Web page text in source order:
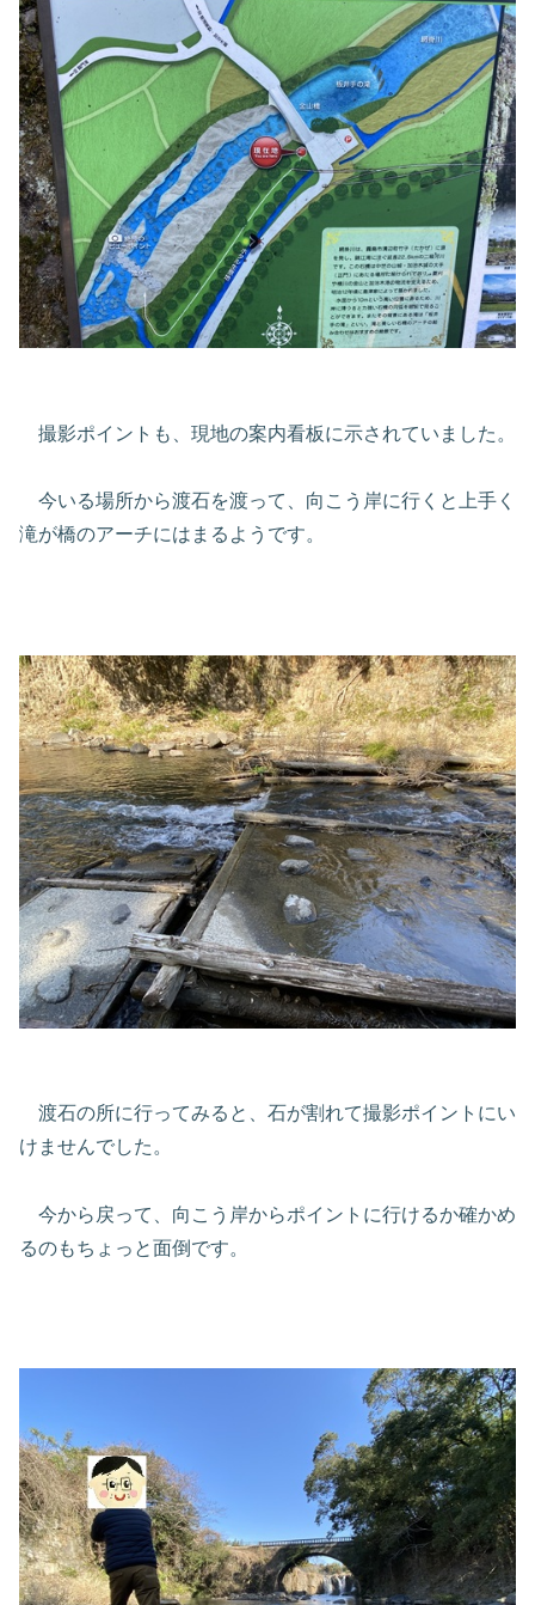
撮影ポイントも、現地の案内看板に示されていました。
今いる場所から渡石を渡って、向こう岸に行くと上手く
滝が橋のアーチにはまるようです。
渡石の所に行ってみると、石が割れて撮影ポイントにい
けませんでした。
今から戻って、向こう岸からポイントに行けるか確かめ
るのもちょっと面倒です。